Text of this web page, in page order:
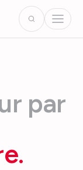
par